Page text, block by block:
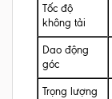
Tốc độ
không tải
Dao động
góc
Trọng lượng